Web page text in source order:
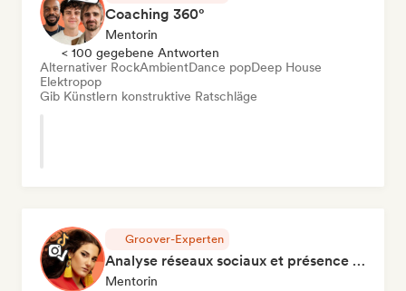
Coaching 360°
Mentorin
< 100 gegebene Antworten
Alternativer RockAmbientDance popDeep House
Elektropop
Gib Künstlern konstruktive Ratschläge
Groover-Experten
Analyse réseaux sociaux et présence en ligne
Mentorin